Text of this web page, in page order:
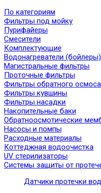
По категориям
Фильтры под мойку
Пурифайеры
Смесители
Комплектующие
Водонагреватели (бойлеры)
Магистральные фильтры
Проточные фильтры
Фильтры обратного осмоса
Фильтры кувшины
Фильтры насадки
Накопительные баки
Обратноосмотические
Насосы и помпы
Расходные материалы
Коттеджная водоочистка
UV стерилизаторы
Системы защиты от
Датчики протечки